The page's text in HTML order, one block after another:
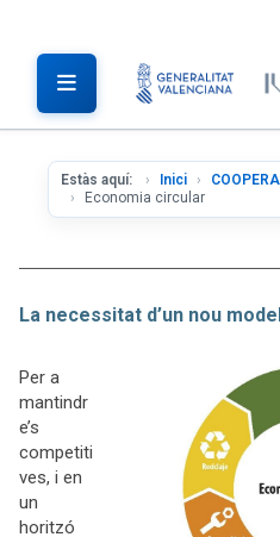
Estàs aquí: Inici
Economia circular
La necessitat d’un nou
Per a
mantindr
e’s
competiti
ves, i en
un
horitzó